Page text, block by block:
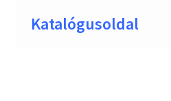
Katalógusoldal